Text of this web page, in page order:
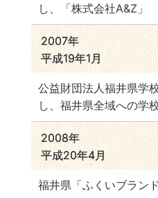
し、「株式会社A&Z」
2007年
平成19年1月
公益財団法人福井県学
し、福井県全域への学
2008年
平成20年4月
福井県「ふくいブラン